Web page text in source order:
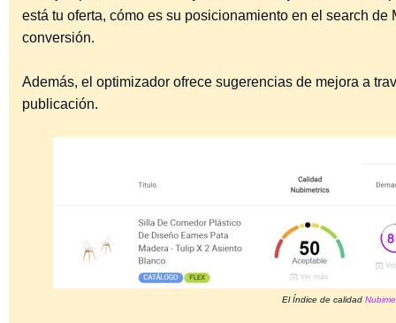
está tu oferta, cómo es su posicionamiento en el search
conversión.
Además, el optimizador ofrece sugerencias de mejora a
publicación.
El Índice de calidad